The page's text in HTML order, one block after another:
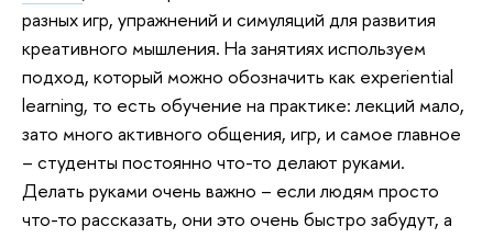
разных игр, упражнений и симуляций для развития
креативного мышления. На занятиях используем
подход, который можно обозначить как experiential
learning, то есть обучение на практике: лекций мало,
зато много активного общения, игр, и самое главное
– студенты постоянно что-то делают руками.
Делать руками очень важно – если людям просто
что-то рассказать, они это очень быстро забудут, а